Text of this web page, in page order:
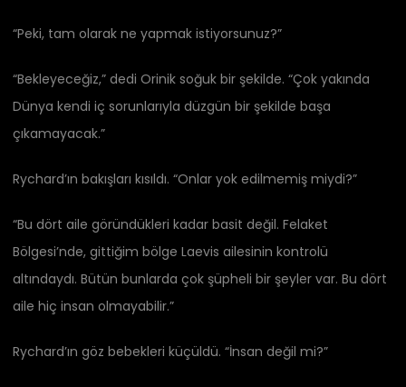
“Peki, tam olarak ne yapmak istiyorsunuz?”
“Bekleyeceğiz,” dedi Orinik soğuk bir şekilde. “Çok yakında
Dünya kendi iç sorunlarıyla düzgün bir şekilde başa
çıkamayacak.”
Rychard’ın bakışları kısıldı. “Onlar yok edilmemiş miydi?”
“Bu dört aile göründükleri kadar basit değil. Felaket
Bölgesi’nde, gittiğim bölge Laevis ailesinin kontrolü
altındaydı. Bütün bunlarda çok şüpheli bir şeyler var. Bu dört
aile hiç insan olmayabilir.”
Rychard’ın göz bebekleri küçüldü. “İnsan değil mi?”